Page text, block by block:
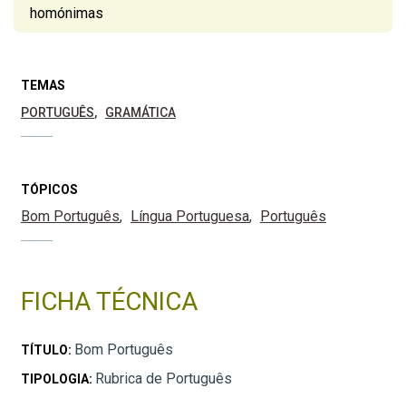
homónimas
TEMAS
PORTUGUÊS
GRAMÁTICA
TÓPICOS
Bom Português Língua Portuguesa Português
FICHA TÉCNICA
TÍTULO: Bom Português
TIPOLOGIA: Rubrica de Português